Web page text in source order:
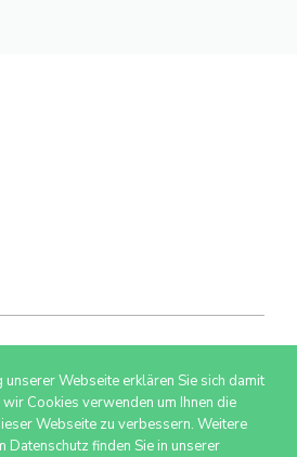
AdSimple GmbH
Webseite erklären Sie sich damit
Cookies verwenden um Ihnen die
Webseite zu verbessern. Weitere
Datenschutz finden Sie in unserer